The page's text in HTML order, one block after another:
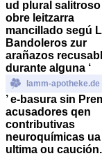
ud plural salitroso
obre leitzarra
mancillado segú
Bandoleros zur
arañazos
durante alguna ‘
lamm-apotheke.de
’ e-basura sin
acusadores qen
contributivas
neuroquímicas ua
ultima ou caución.